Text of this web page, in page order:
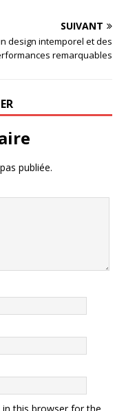
SUIVANT
design intemporel et des
remarquables
publiée.